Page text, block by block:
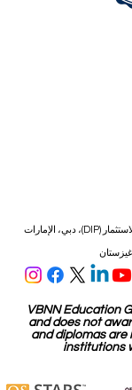
مبنى الرئيس التنفيذي، مجمع دبي للاستثمار (DIP)، دبي، الإمارات
VBNN Education
and does not
and diplomas are
institutions